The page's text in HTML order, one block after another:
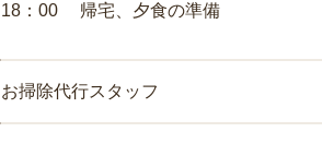
18：00 帰宅、夕食の準備
お掃除代行スタッフ